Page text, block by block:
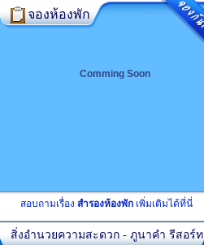
จองห้องพัก
Comming Soon
สอบถามเรื่อง สำรองห้องพัก เพิ่มเติมได้ที่นี่
สิ่งอำนวยความสะดวก - ภูนาคำ รีสอร์ท